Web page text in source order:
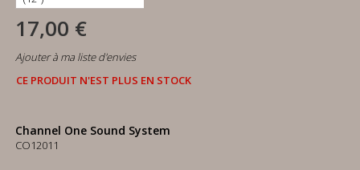
17,00 €
Ajouter à ma liste d'envies
CE PRODUIT N'EST PLUS EN STOCK
Channel One Sound System
CO12011